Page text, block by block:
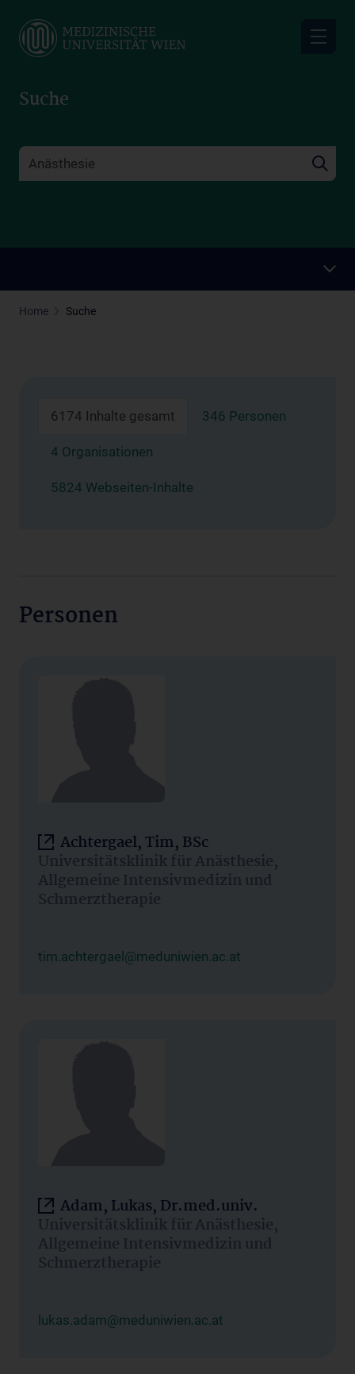
main
Suche
Home Suche
6174 Inhalte gesamt 346 Personen
4 Organisationen
5824 Webseiten-Inhalte
Personen
Achtergael, Tim, BSc
Universitätsklinik für Anästhesie,
Allgemeine Intensivmedizin und
Schmerztherapie
tim.achtergael@meduniwien.ac.at
Adam, Lukas, Dr.med.univ.
Universitätsklinik für Anästhesie,
Allgemeine Intensivmedizin und
Schmerztherapie
lukas.adam@meduniwien.ac.at